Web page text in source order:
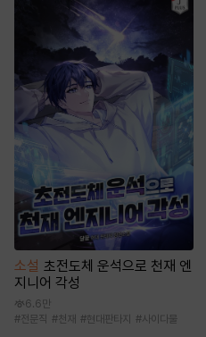
소설 초전도체 운석으로 천재 엔
지니어 각성
6.6만
#전문직 #천재 #현대판타지 #사이다물